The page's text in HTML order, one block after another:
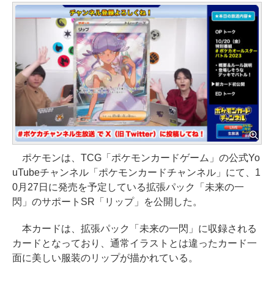
ポケモンは、TCG「ポケモンカードゲーム」の公式Yo
uTubeチャンネル「ポケモンカードチャンネル」にて、1
0月27日に発売を予定している拡張パック「未来の一
閃」のサポートSR「リップ」を公開した。
本カードは、拡張パック「未来の一閃」に収録される
カードとなっており、通常イラストとは違ったカード一
面に美しい服装のリップが描かれている。